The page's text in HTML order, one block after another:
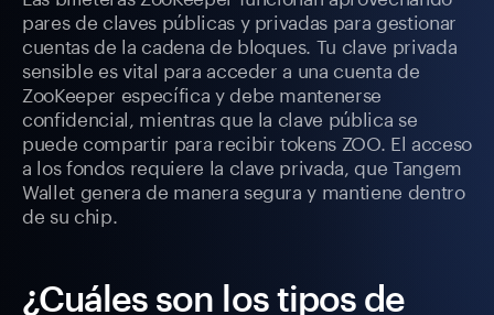
pares de claves públicas y privadas para gestionar
cuentas de la cadena de bloques. Tu clave privada
sensible es vital para acceder a una cuenta de
ZooKeeper específica y debe mantenerse
confidencial, mientras que la clave pública se
puede compartir para recibir tokens ZOO. El acceso
a los fondos requiere la clave privada, que Tangem
Wallet genera de manera segura y mantiene dentro
de su chip.
¿Cuáles son los tipos de